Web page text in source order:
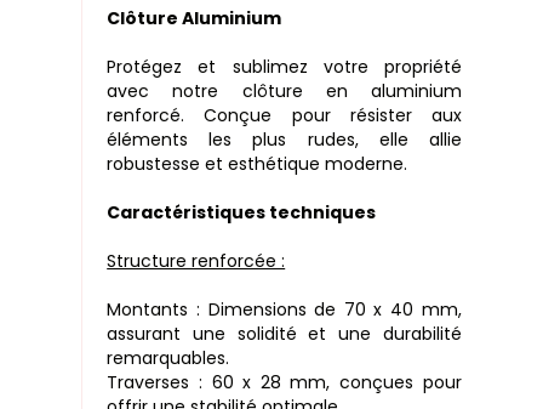
Clôture Aluminium
Protégez et sublimez votre propriété
avec notre clôture en aluminium
renforcé. Conçue pour résister aux
éléments les plus rudes, elle allie
robustesse et esthétique moderne.
Caractéristiques techniques
Structure renforcée :
Montants : Dimensions de 70 x 40 mm,
assurant une solidité et une durabilité
remarquables.
Traverses : 60 x 28 mm, conçues pour